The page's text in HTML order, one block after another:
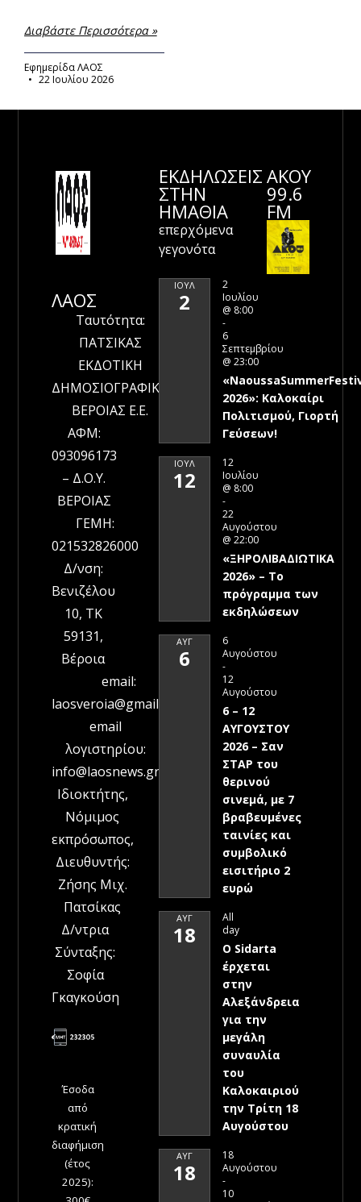
Διαβάστε Περισσότερα »
Εφημερίδα ΛΑΟΣ
22 Ιουλίου 2026
ΛΑΟΣ
Ταυτότητα:
ΠΑΤΣΙΚΑΣ
ΕΚΔΟΤΙΚΗ
ΔΗΜΟΣΙΟΓΡΑΦΙΚΗ
ΒΕΡΟΙΑΣ Ε.Ε.
ΑΦΜ:
093096173
– Δ.Ο.Υ.
ΒΕΡΟΙΑΣ
ΓΕΜΗ:
021532826000
Δ/νση:
Βενιζέλου
10, ΤΚ
59131,
Βέροια
email:
laosveroia@gmail.com
email
λογιστηρίου:
info@laosnews.gr
Ιδιοκτήτης,
Νόμιμος
εκπρόσωπος,
Διευθυντής:
Ζήσης Μιχ.
Πατσίκας
Δ/ντρια
Σύνταξης:
Σοφία
Γκαγκούση
Έσοδα
από
κρατική
διαφήμιση
(έτος
2025):
ΕΚΔΗΛΩΣΕΙΣ
ΣΤΗΝ
ΗΜΑΘΊΑ
επερχόμενα
γεγονότα
ΙΟΎΛ
2
2
Ιουλίου
@ 8:00
-
6
Σεπτεμβρίου
@ 23:00
2026»: Καλοκαίρι
Πολιτισμού, Γιορτή
Γεύσεων!
ΙΟΎΛ
12
12
Ιουλίου
@ 8:00
-
22
Αυγούστου
@ 22:00
«ΞΗΡΟΛΙΒΑΔΙΩΤΙΚΑ
2026» – To
πρόγραμμα των
εκδηλώσεων
ΑΥΓ
6
6
Αυγούστου
-
12
Αυγούστου
6 – 12
ΑΥΓΟΥΣΤΟΥ
2026 – Σαν
ΣΤΑΡ του
θερινού
σινεμά, με 7
βραβευμένες
ταινίες και
συμβολικό
εισιτήριο 2
ευρώ
ΑΥΓ
18
All
day
Ο Sidarta
έρχεται
στην
Αλεξάνδρεια
για την
μεγάλη
συναυλία
του
Καλοκαιριού
την Τρίτη 18
Αυγούστου
ΑΥΓ
18
18
Αυγούστου
-
10
ΑΚΟΥ
99.6
FM